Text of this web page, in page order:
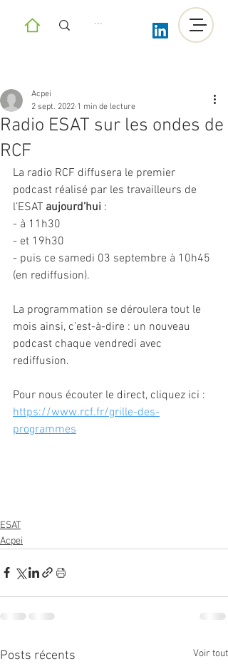
Radio ESAT sur les ondes de
RCF
Acpei
2 sept. 2022 1 min de lecture
La radio RCF diffusera le premier
podcast réalisé par les travailleurs de
l’ESAT aujourd’hui :
- à 11h30
- et 19h30
- puis ce samedi 03 septembre à 10h45
(en rediffusion).
La programmation se déroulera tout le
mois ainsi, c’est-à-dire : un nouveau
podcast chaque vendredi avec
rediffusion.
Pour nous écouter le direct, cliquez ici :
https://www.rcf.fr/grille-des-
programmes
ESAT
Acpei
Posts récents Voir tout